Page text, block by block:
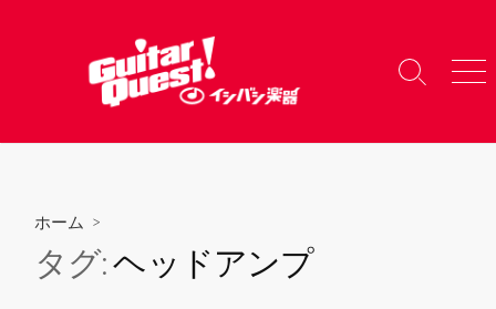
へ
検
り
メ
ー
ホーム >
タグ:ヘッドアンプ